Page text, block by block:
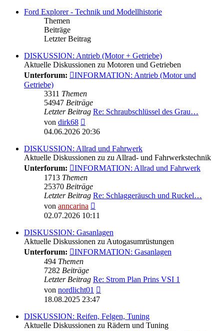
Ford Explorer - Technik und Modellhistorie
Themen
Beiträge
Letzter Beitrag
DISKUSSION: Antrieb (Motor + Getriebe)
Aktuelle Diskussionen zu Motoren und Getrieben
Unterforum:
INFORMATION: Antrieb (Motor und
Getriebe)
3311 Themen
54947 Beiträge
Letzter Beitrag Re: Schraubschlüssel des Grau…
von dirk68
Beitrag
04.06.2026 20:36
DISKUSSION: Allrad und Fahrwerk
Aktuelle Diskussionen zu zu Allrad- und Fahrwerkstechnik
Unterforum:
INFORMATION: Allrad und Fahrwerk
1713 Themen
25370 Beiträge
Letzter Beitrag Re: Schlaggeräusch und Ruckel…
von anncarina
Beitrag
02.07.2026 10:11
DISKUSSION: Gasanlagen
Aktuelle Diskussionen zu Autogasumrüstungen
Unterforum:
INFORMATION: Gasanlagen
494 Themen
7282 Beiträge
Letzter Beitrag Re: Strom Plan Prins VSI 1
von nordlicht01
18.08.2025 23:47
DISKUSSION: Reifen, Felgen, Tuning
Aktuelle Diskussionen zu Rädern und Tuning